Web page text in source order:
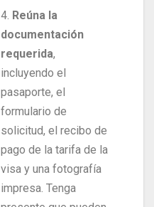
4. Reúna la
documentación
requerida,
incluyendo el
pasaporte, el
formulario de
solicitud, el recibo de
pago de la tarifa de la
visa y una fotografía
impresa. Tenga